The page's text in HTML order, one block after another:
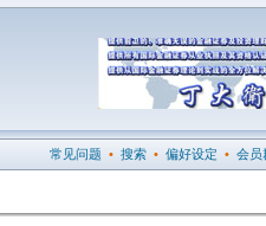
常见问题 • 搜索 • 偏好设定 • 会员